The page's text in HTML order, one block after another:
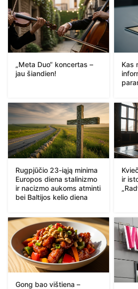
„Meta Duo“ koncertas –
jau šiandien!
Kas
Rugpjūčio 23-iąją minima
Europos diena stalinizmo
ir nacizmo aukoms atminti
bei Baltijos kelio diena
ir
Gong bao vištiena –